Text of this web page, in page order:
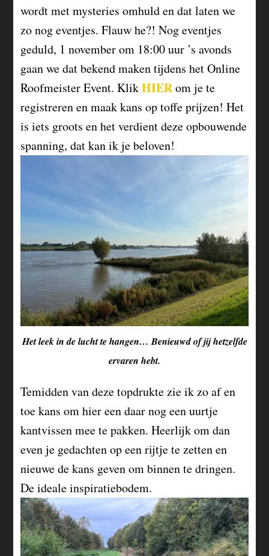
wordt met mysteries omhuld en dat laten we
zo nog eventjes. Flauw he?! Nog eventjes
geduld, 1 november om 18:00 uur ’s avonds
gaan we dat bekend maken tijdens het Online
Roofmeister Event. KlikHIERom je te
registreren en maak kans op toffe prijzen! Het
is iets groots en het verdient deze opbouwende
spanning, dat kan ik je beloven!
Het leek in de lucht te hangen… Benieuwd of jij hetzelfde
ervaren hebt.
Temidden van deze topdrukte zie ik zo af en
toe kans om hier een daar nog een uurtje
kantvissen mee te pakken. Heerlijk om dan
even je gedachten op een rijtje te zetten en
nieuwe de kans geven om binnen te dringen.
De ideale inspiratiebodem.